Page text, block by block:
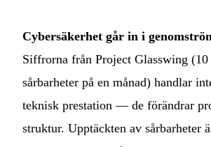
Cybersäkerhet går in i
Siffrorna från Project Glasswing
sårbarheter på en månad) handlar
teknisk prestation — de förändrar
struktur. Upptäckten av sårbarheter